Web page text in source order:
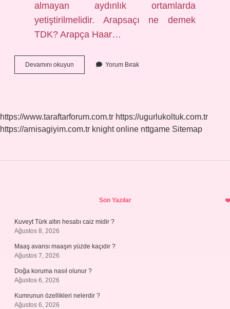
almayan aydınlık ortamlarda
yetiştirilmelidir. Arapsaçı ne demek
TDK? Arapça Haar…
Devamını okuyun
Saçı
Yorum Bırak
https://www.taraftarforum.com.tr https://ugurlukoltuk.com.tr
https://arnisagiyim.com.tr knight online nttgame Sitemap
Son Yazılar
Kuveyt Türk altın hesabı caiz midir ?
Ağustos 8, 2026
Maaş avansı maaşın yüzde kaçıdır ?
Ağustos 7, 2026
Doğa koruma nasıl olunur ?
Ağustos 6, 2026
Kumrunun özellikleri nelerdir ?
Ağustos 6, 2026